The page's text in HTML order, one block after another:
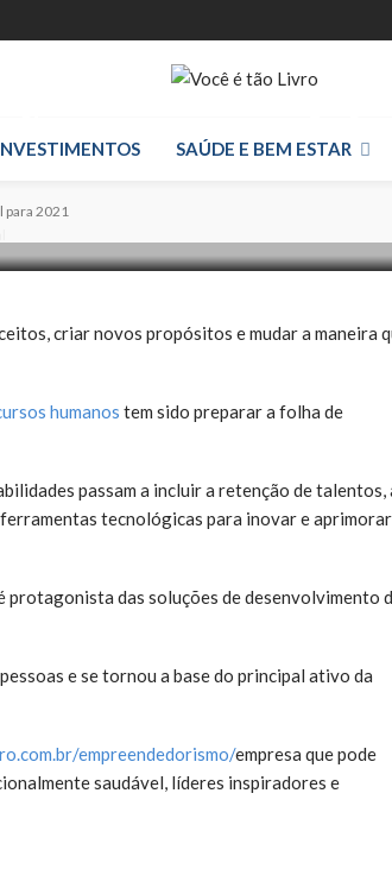
SAÚDE E BEM ESTAR
para 2021
empresarial
criar novos propósitos e mudar a maneira
humanos tem sido preparar a folha de
passam a incluir a retenção de talentos,
tecnológicas para inovar e aprimorar
protagonista das soluções de desenvolvimento
e se tornou a base do principal ativo da
empreendedorismo/empresa que pode
saudável, líderes inspiradores e